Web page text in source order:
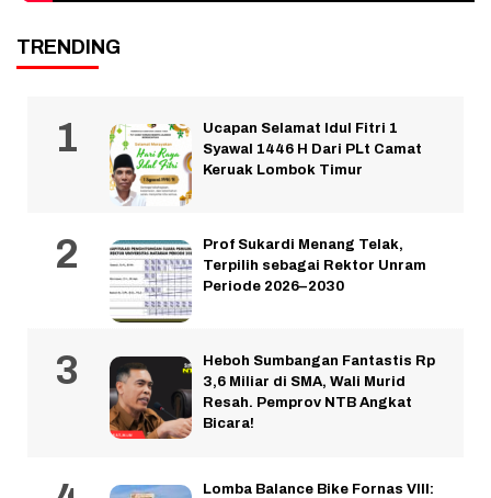
TRENDING
Ucapan Selamat Idul Fitri 1
Syawal 1446 H Dari PLt Camat
Keruak Lombok Timur
Prof Sukardi Menang Telak,
Terpilih sebagai Rektor Unram
Periode 2026–2030
Heboh Sumbangan Fantastis Rp
3,6 Miliar di SMA, Wali Murid
Resah. Pemprov NTB Angkat
Bicara!
Lomba Balance Bike Fornas VIII: